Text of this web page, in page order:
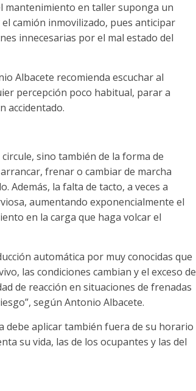
mantenimiento en taller suponga un
camión inmovilizado, pues anticipar
innecesarias por el mal estado del
Albacete recomienda escuchar al
percepción poco habitual, parar a
accidentado.
sino también de la forma de
frenar o cambiar de marcha
Además, la falta de tacto, a veces a
aumentando exponencialmente el
en la carga que haga volcar el
automática por muy conocidas que
las condiciones cambian y el exceso de
de reacción en situaciones de frenadas
según Antonio Albacete.
aplicar también fuera de su horario
su vida, las de los ocupantes y las del